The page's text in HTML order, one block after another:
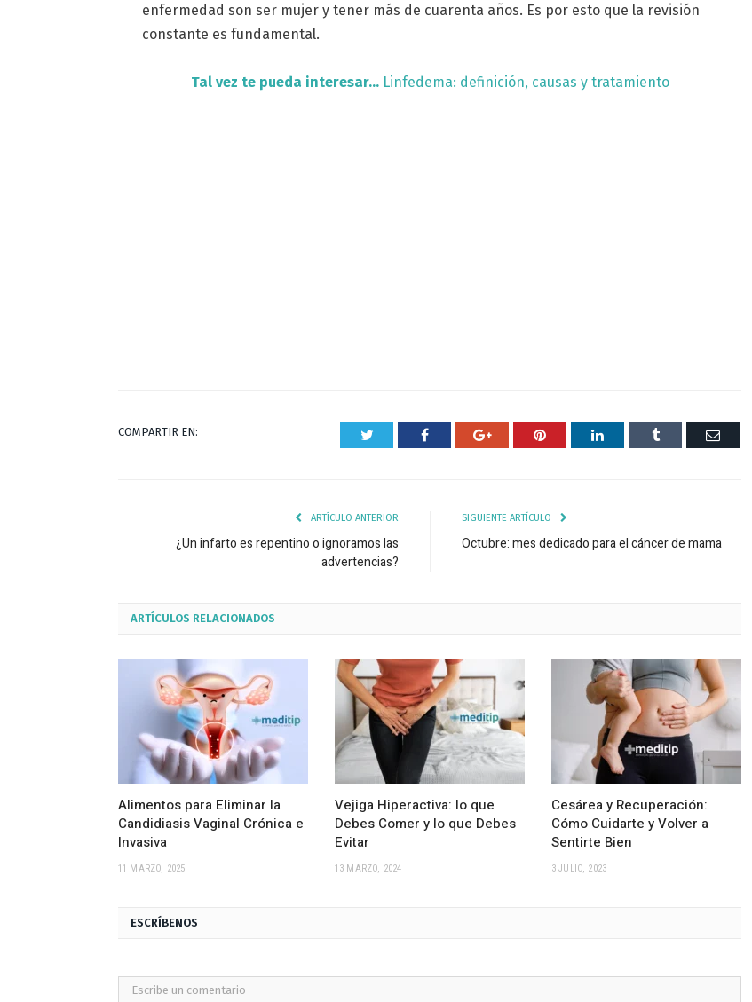
enfermedad son ser mujer y tener más de cuarenta años. Es por esto que la revisión
constante es fundamental.
Tal vez te pueda interesar…Linfedema: definición, causas y tratamiento
COMPARTIR EN: Twitter Facebook Google+ Pinterest RespuestaTumblr Correo
ARTÍCULO ANTERIOR
¿Un infarto es repentino o ignoramos las
advertencias?
SIGUIENTE ARTÍCULO
Octubre: mes dedicado para el cáncer de mama
ARTÍCULOS RELACIONADOS
Alimentos para Eliminar la
Candidiasis Vaginal Crónica e
Invasiva
11 MARZO, 2025
Vejiga Hiperactiva: lo que
Debes Comer y lo que Debes
Evitar
13 MARZO, 2024
Cesárea y Recuperación:
Cómo Cuidarte y Volver a
Sentirte Bien
3 JULIO, 2023
ESCRÍBENOS